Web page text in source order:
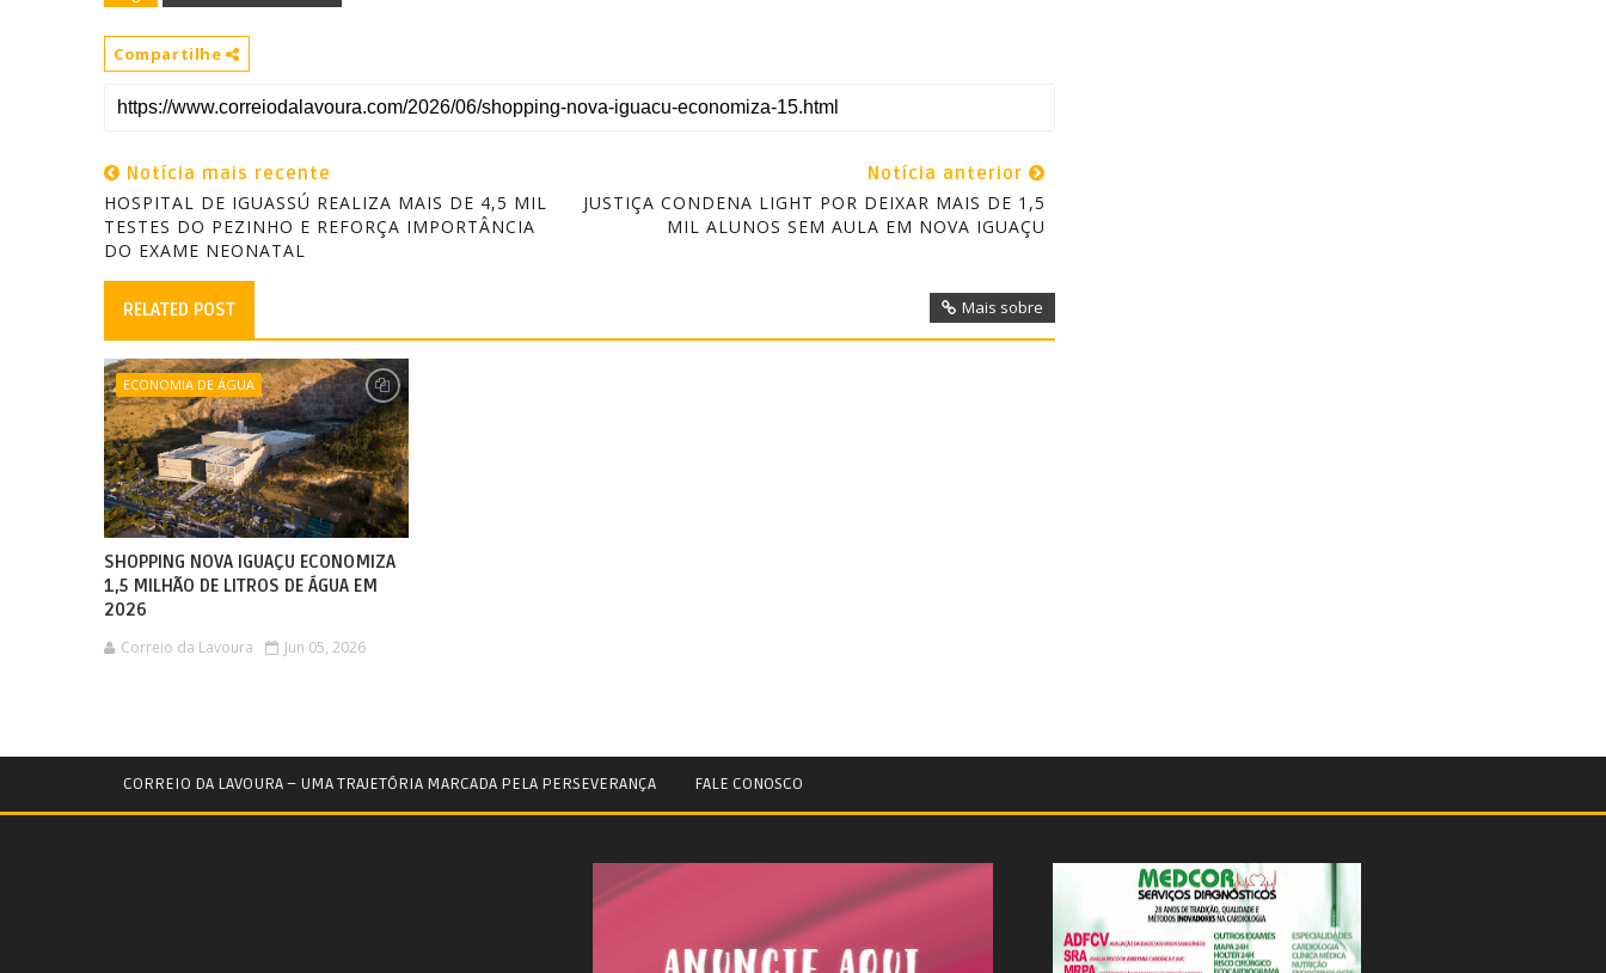
Compartilhe
Notícia mais recente
HOSPITAL DE IGUASSÚ REALIZA MAIS DE 4,5 MIL
TESTES DO PEZINHO E REFORÇA IMPORTÂNCIA
DO EXAME NEONATAL
Notícia anterior
JUSTIÇA CONDENA LIGHT POR DEIXAR MAIS DE 1,5
MIL ALUNOS SEM AULA EM NOVA IGUAÇU
RELATED POST Mais sobre
ECONOMIA DE ÁGUA
SHOPPING NOVA IGUAÇU ECONOMIZA
1,5 MILHÃO DE LITROS DE ÁGUA EM
2026
Correio da Lavoura Jun 05, 2026
CORREIO DA LAVOURA – UMA TRAJETÓRIA MARCADA PELA PERSEVERANÇA FALE CONOSCO